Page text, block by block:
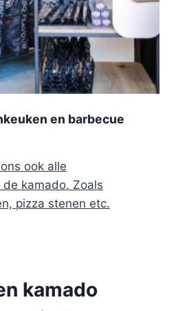
en barbecue
ook alle
kamado. Zoals
pizza stenen etc.
kamado